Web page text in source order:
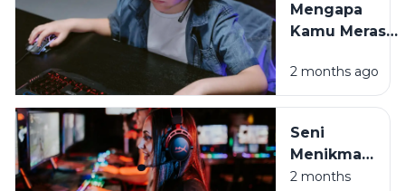
Online di
Era Digital
Mengapa
Kamu Merasa
Setelah Main
Game? Ini
Penjelasannya
2 months ago
Seni
Menikmati
Game
2 months